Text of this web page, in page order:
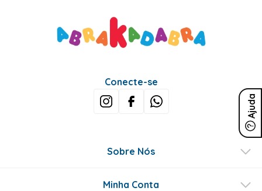
Ajuda
Conecte-se
Sobre Nós
Minha Conta